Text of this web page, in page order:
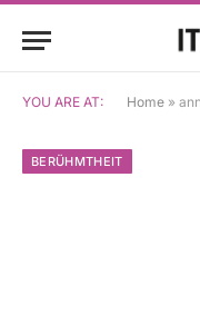
YOU ARE AT: Home »
BERÜHMTHEIT